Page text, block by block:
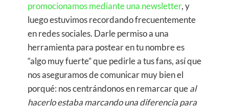
promocionamos mediante una newsletter, y
luego estuvimos recordando frecuentemente
en redes sociales. Darle permiso a una
herramienta para postear en tu nombre es
“algo muy fuerte” que pedirle a tus fans, así que
nos aseguramos de comunicar muy bien el
porqué: nos centrándonos en remarcar queal
hacerlo estaba marcando una diferencia para